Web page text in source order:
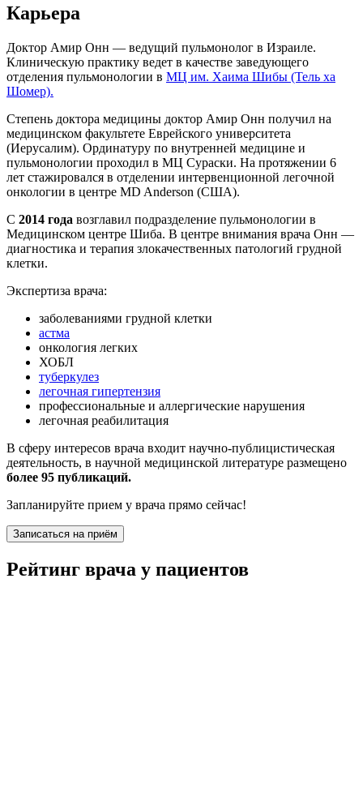
Карьера
Доктор Амир Онн — ведущий пульмонолог в Израиле.
Клиническую практику ведет в качестве заведующего
отделения пульмонологии в МЦ им. Хаима Шибы (Тель ха
Шомер).
Степень доктора медицины доктор Амир Онн получил на
медицинском факультете Еврейского университета
(Иерусалим). Ординатуру по внутренней медицине и
пульмонологии проходил в МЦ Сураски. На протяжении 6
лет стажировался в отделении интервенционной легочной
онкологии в центре MD Anderson (США).
С 2014 года возглавил подразделение пульмонологии в
Медицинском центре Шиба. В центре внимания врача Онн —
диагностика и терапия злокачественных патологий грудной
клетки.
Экспертиза врача:
заболеваниями грудной клетки
астма
онкология легких
ХОБЛ
туберкулез
легочная гипертензия
профессиональные и аллергические нарушения
легочная реабилитация
В сферу интересов врача входит научно-публицистическая
деятельность, в научной медицинской литературе размещено
более 95 публикаций.
Запланируйте прием у врача прямо сейчас!
Записаться на приём
Рейтинг врача у пациентов